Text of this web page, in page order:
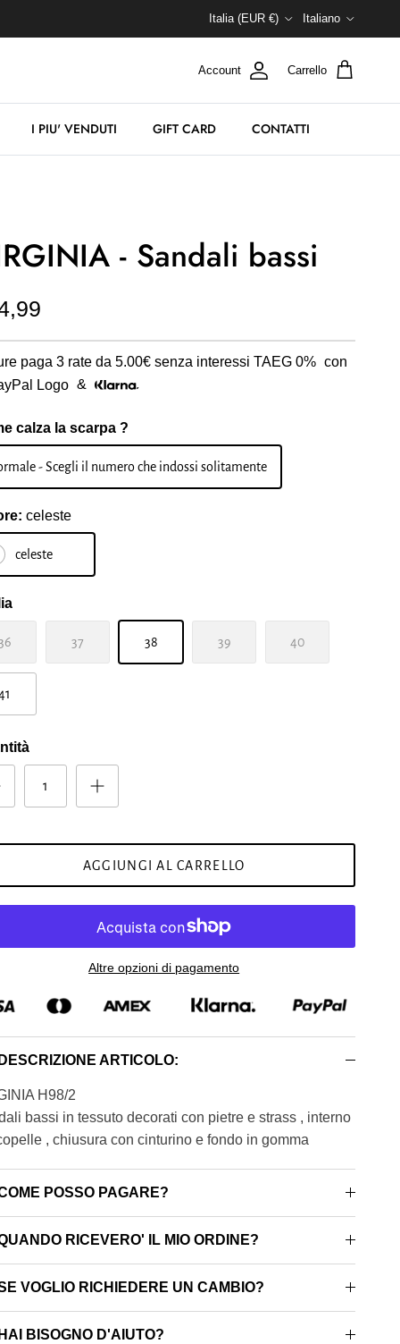
Italia (EUR €) Italiano
Account Carrello
I PIU' VENDUTI GIFT CARD CONTATTI
- Sandali bassi
paga 3 rate da5.00€ senza interessi TAEG 0% con
&
calza la scarpa ?
- Scegli il numero che indossi solitamente
celeste
celeste
37 38 39 40
AGGIUNGI AL CARRELLO
Altre opzioni di pagamento
DESCRIZIONE ARTICOLO:
H98/2
bassi in tessuto decorati con pietre e strass , interno
, chiusura con cinturino e fondo in gomma
POSSO PAGARE?
RICEVERO' IL MIO ORDINE?
VOGLIO RICHIEDERE UN CAMBIO?
HAI BISOGNO D'AIUTO?